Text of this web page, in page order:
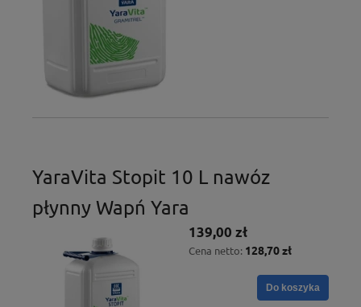
YaraVita Stopit 10 L nawóz
płynny Wapń Yara
139,00 zł
Cena netto: 128,70 zł
Do koszyka